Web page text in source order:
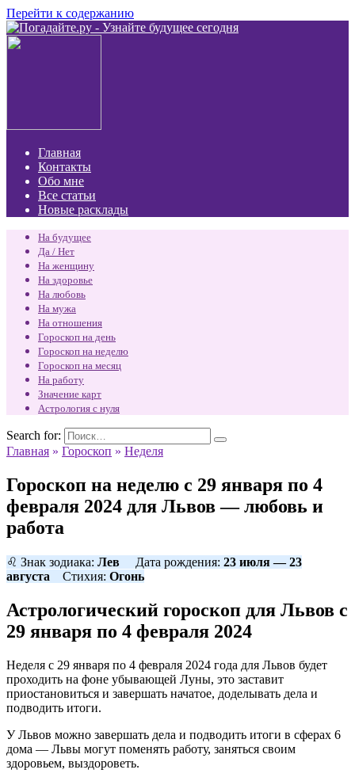
Перейти к содержанию
Главная
Контакты
Обо мне
Все статьи
Новые расклады
На будущее
Да / Нет
На женщину
На здоровье
На любовь
На мужа
На отношения
Гороскоп на день
Гороскоп на неделю
Гороскоп на месяц
На работу
Значение карт
Астрология с нуля
Search for:
Главная » Гороскоп » Неделя
Гороскоп на неделю с 29 января по 4
февраля 2024 для Львов — любовь и
работа
♌ Знак зодиака: Лев Дата рождения: 23 июля — 23
августа Стихия: Огонь
Астрологический гороскоп для Львов с
29 января по 4 февраля 2024
Неделя с 29 января по 4 февраля 2024 года для Львов будет
проходить на фоне убывающей Луны, это заставит
приостановиться и завершать начатое, доделывать дела и
подводить итоги.
У Львов можно завершать дела и подводить итоги в сферах 6
дома — Львы могут поменять работу, заняться своим
здоровьем, выздороветь.